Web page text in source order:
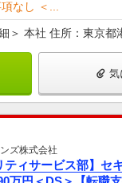
なし ＜...
＞ 本社 住所：東京都
気
ズ株式会社
ティサービス部】セ